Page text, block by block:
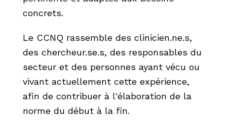
concrets.
Le CCNQ rassemble des clinicien.ne.s,
des chercheur.se.s, des responsables du
secteur et des personnes ayant vécu ou
vivant actuellement cette expérience,
afin de contribuer à l'élaboration de la
norme du début à la fin.